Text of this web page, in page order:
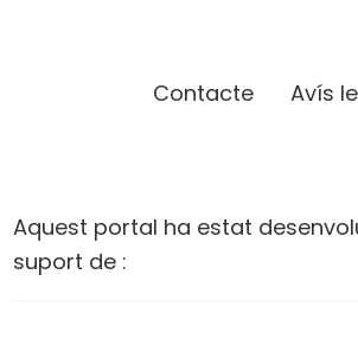
Contacte Avís
Aquest portal ha estat
suport de :